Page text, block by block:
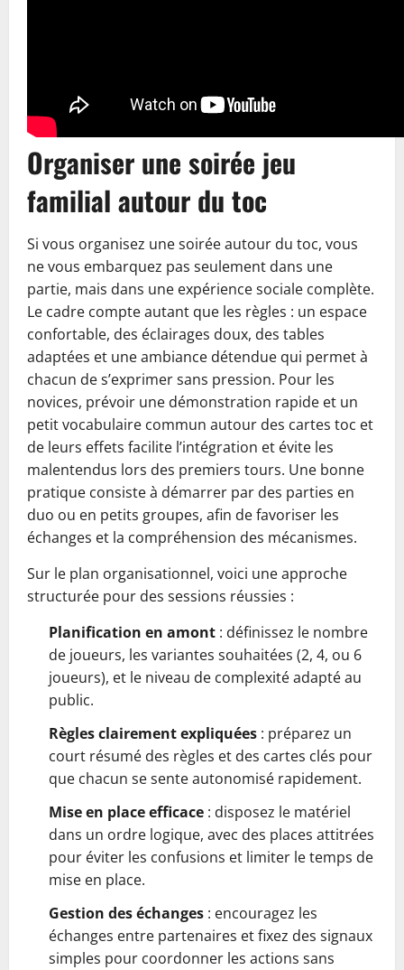
Organiser une soirée jeu
familial autour du toc
Si vous organisez une soirée autour du toc, vous
ne vous embarquez pas seulement dans une
partie, mais dans une expérience sociale complète.
Le cadre compte autant que les règles : un espace
confortable, des éclairages doux, des tables
adaptées et une ambiance détendue qui permet à
chacun de s’exprimer sans pression. Pour les
novices, prévoir une démonstration rapide et un
petit vocabulaire commun autour des cartes toc et
de leurs effets facilite l’intégration et évite les
malentendus lors des premiers tours. Une bonne
pratique consiste à démarrer par des parties en
duo ou en petits groupes, afin de favoriser les
échanges et la compréhension des mécanismes.
Sur le plan organisationnel, voici une approche
structurée pour des sessions réussies :
Planification en amont : définissez le nombre
de joueurs, les variantes souhaitées (2, 4, ou 6
joueurs), et le niveau de complexité adapté au
public.
Règles clairement expliquées : préparez un
court résumé des règles et des cartes clés pour
que chacun se sente autonomisé rapidement.
Mise en place efficace : disposez le matériel
dans un ordre logique, avec des places attitrées
pour éviter les confusions et limiter le temps de
mise en place.
Gestion des échanges : encouragez les
échanges entre partenaires et fixez des signaux
simples pour coordonner les actions sans